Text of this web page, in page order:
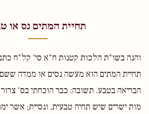
תחיית המתים נס או
והנה בשו"ת הלכות קטנות ח"א סי' קל"ח
תחיית המתים הוא מעשה נסים או ממדה
הבריאה בטבע. תשובה: כבר הוכחתי בס'
מות ישרים שיש תחיה טבעית, ונסיית; אשר